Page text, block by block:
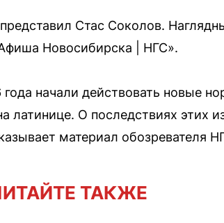
Стас Соколов.
Новосибирска | НГС».
начали действовать новые
латинице. О последствиях этих
материал обозревателя
ТАКЖЕ